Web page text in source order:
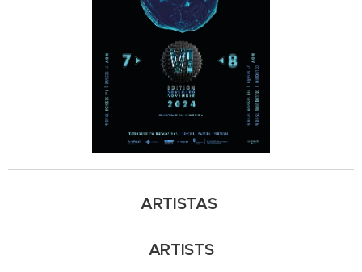
ARTISTAS
ARTISTS